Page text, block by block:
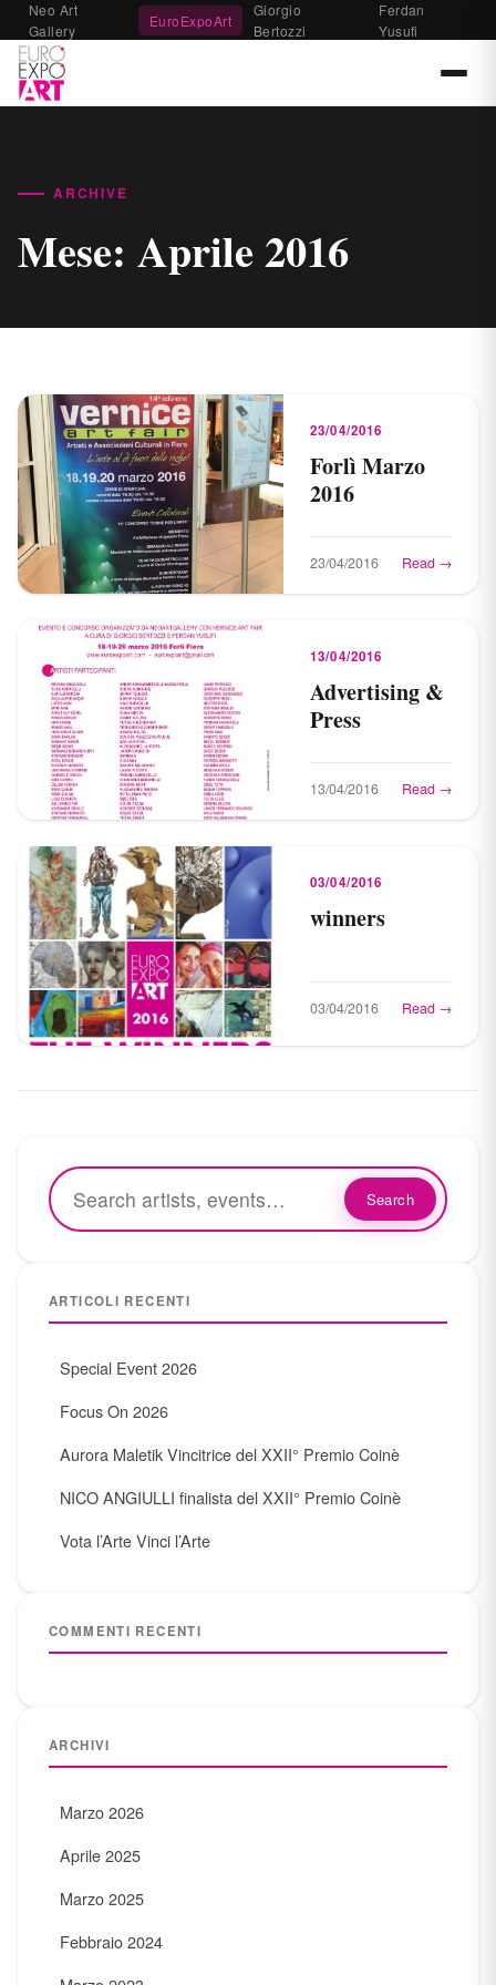
Neo Art
Gallery
EuroExpoArt
Giorgio
Bertozzi
Ferdan
Yusufi
ARCHIVE
Mese: Aprile 2016
23/04/2016
Forlì Marzo
2016
23/04/2016 Read →
13/04/2016
Advertising &
Press
13/04/2016 Read →
03/04/2016
winners
03/04/2016 Read →
Search
ARTICOLI RECENTI
Special Event 2026
Focus On 2026
Aurora Maletik Vincitrice del XXII° Premio Coinè
NICO ANGIULLI finalista del XXII° Premio Coinè
Vota l’Arte Vinci l’Arte
COMMENTI RECENTI
ARCHIVI
Marzo 2026
Aprile 2025
Marzo 2025
Febbraio 2024